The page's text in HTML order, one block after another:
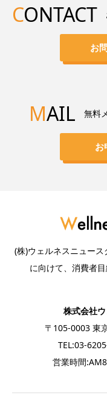
CONTACT
お
MAIL 無料
お
(株)ウェルネスニュー
に向けて、消費者
株式会社
〒105-0003 東
TEL:03-
営業時間